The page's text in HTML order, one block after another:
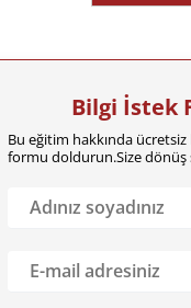
Bilgi İstek
Bu eğitim hakkında
formu doldurun.Size dönüş